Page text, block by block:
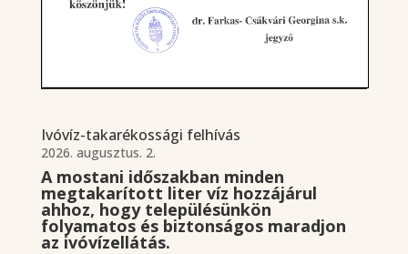
Ivóvíz-takarékossági felhívás
2026. augusztus. 2.
A mostani időszakban minden
megtakarított liter víz hozzájárul
ahhoz, hogy településünkön
folyamatos és biztonságos maradjon
az ivóvízellátás.